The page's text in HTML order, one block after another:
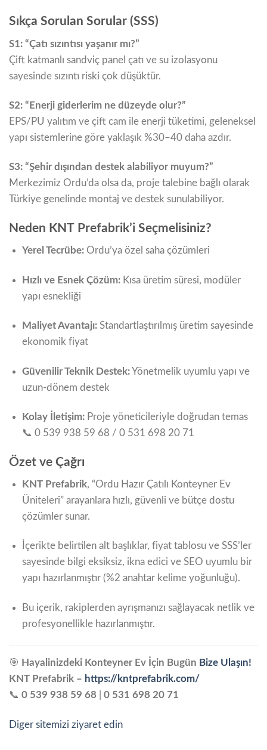
Sıkça Sorulan Sorular (SSS)
S1: “Çatı sızıntısı yaşanır mı?”
Çift katmanlı sandviç panel çatı ve su izolasyonu
sayesinde sızıntı riski çok düşüktür.
S2: “Enerji giderlerim ne düzeyde olur?”
EPS/PU yalıtım ve çift cam ile enerji tüketimi, geleneksel
yapı sistemlerine göre yaklaşık %30–40 daha azdır.
S3: “Şehir dışından destek alabiliyor muyum?”
Merkezimiz Ordu’da olsa da, proje talebine bağlı olarak
Türkiye genelinde montaj ve destek sunulabiliyor.
Neden KNT Prefabrik’i Seçmelisiniz?
Yerel Tecrübe: Ordu’ya özel saha çözümleri
Hızlı ve Esnek Çözüm: Kısa üretim süresi, modüler
yapı esnekliği
Maliyet Avantajı: Standartlaştırılmış üretim sayesinde
ekonomik fiyat
Güvenilir Teknik Destek: Yönetmelik uyumlu yapı ve
uzun-dönem destek
Kolay İletişim: Proje yöneticileriyle doğrudan temas
📞 0 539 938 59 68 / 0 531 698 20 71
Özet ve Çağrı
KNT Prefabrik, “Ordu Hazır Çatılı Konteyner Ev
Üniteleri” arayanlara hızlı, güvenli ve bütçe dostu
çözümler sunar.
İçerikte belirtilen alt başlıklar, fiyat tablosu ve SSS’ler
sayesinde bilgi eksiksiz, ikna edici ve SEO uyumlu bir
yapı hazırlanmıştır (%2 anahtar kelime yoğunluğu).
Bu içerik, rakiplerden ayrışmanızı sağlayacak netlik ve
profesyonellikle hazırlanmıştır.
🎯 Hayalinizdeki Konteyner Ev İçin Bugün Bize Ulaşın!
KNT Prefabrik – https://kntprefabrik.com/
📞 0 539 938 59 68 0 531 698 20 71
Diger sitemizi ziyaret edin